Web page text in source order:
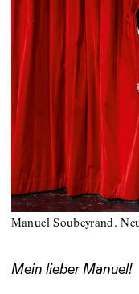
Manuel Soubeyrand.
Mein lieber Manuel!